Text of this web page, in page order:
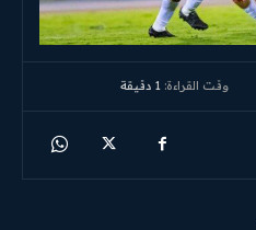
وقت القراءة: 1 دقيقة